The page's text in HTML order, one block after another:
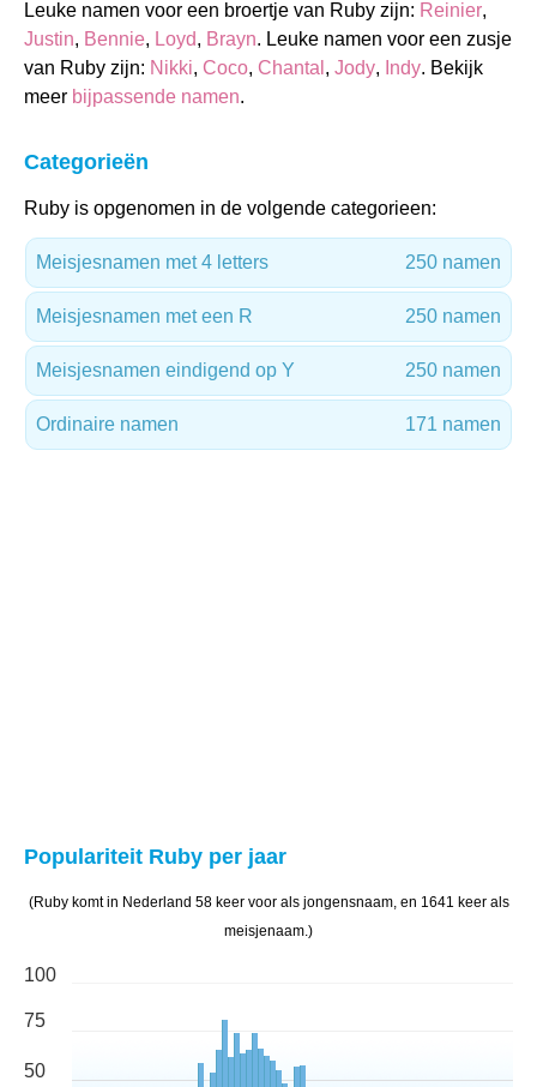
Leuke namen voor een broertje van Ruby zijn: Reinier,
Justin, Bennie, Loyd, Brayn. Leuke namen voor een zusje
van Ruby zijn: Nikki, Coco, Chantal , Jody, Indy. Bekijk
meer bijpassende namen.
Categorieën
Ruby is opgenomen in de volgende categorieen:
Meisjesnamen met 4 letters 250 namen
Meisjesnamen met een R 250 namen
Meisjesnamen eindigend op Y 250 namen
Ordinaire namen 171 namen
Populariteit Ruby per jaar
(Ruby komt in Nederland 58 keer voor als jongensnaam, en 1641 keer als
meisjenaam.)
100
75
50